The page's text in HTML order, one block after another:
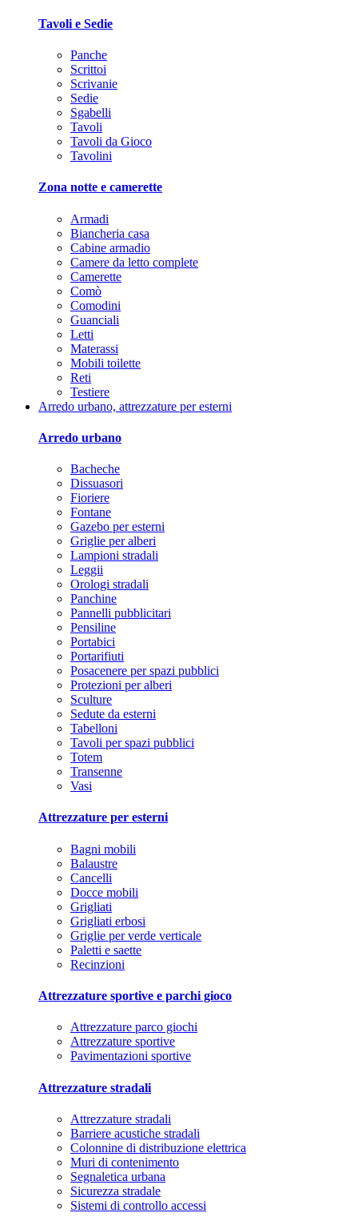
Tavoli e Sedie
Panche
Scrittoi
Scrivanie
Sedie
Sgabelli
Tavoli
Tavoli da Gioco
Tavolini
Zona notte e camerette
Armadi
Biancheria casa
Cabine armadio
Camere da letto complete
Camerette
Comò
Comodini
Guanciali
Letti
Materassi
Mobili toilette
Reti
Testiere
Arredo urbano, attrezzature per esterni
Arredo urbano
Bacheche
Dissuasori
Fioriere
Fontane
Gazebo per esterni
Griglie per alberi
Lampioni stradali
Leggii
Orologi stradali
Panchine
Pannelli pubblicitari
Pensiline
Portabici
Portarifiuti
Posacenere per spazi pubblici
Protezioni per alberi
Sculture
Sedute da esterni
Tabelloni
Tavoli per spazi pubblici
Totem
Transenne
Vasi
Attrezzature per esterni
Bagni mobili
Balaustre
Cancelli
Docce mobili
Grigliati
Grigliati erbosi
Griglie per verde verticale
Paletti e saette
Recinzioni
Attrezzature sportive e parchi gioco
Attrezzature parco giochi
Attrezzature sportive
Pavimentazioni sportive
Attrezzature stradali
Attrezzature stradali
Barriere acustiche stradali
Colonnine di distribuzione elettrica
Muri di contenimento
Segnaletica urbana
Sicurezza stradale
Sistemi di controllo accessi